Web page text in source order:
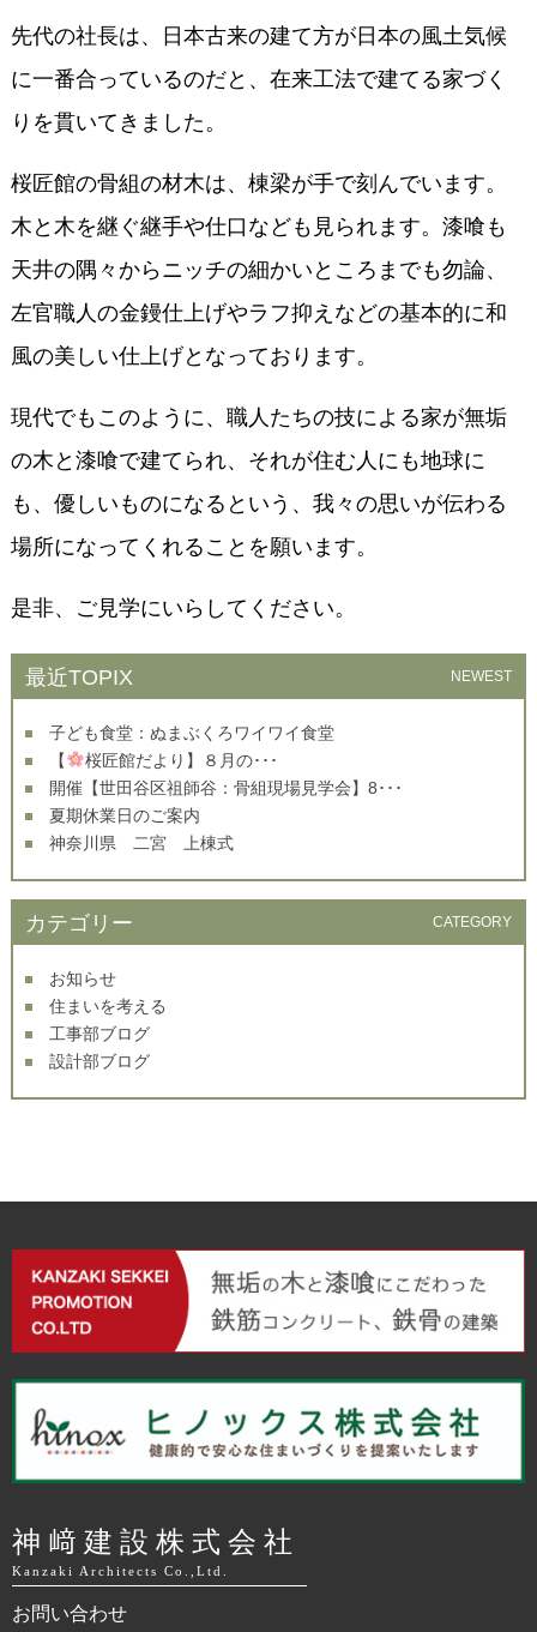
先代の社長は、日本古来の建て方が日本の風土気候
に一番合っているのだと、在来工法で建てる家づく
りを貫いてきました。
桜匠館の骨組の材木は、棟梁が手で刻んでいます。
木と木を継ぐ継手や仕口なども見られます。漆喰も
天井の隅々からニッチの細かいところまでも勿論、
左官職人の金鏝仕上げやラフ抑えなどの基本的に和
風の美しい仕上げとなっております。
現代でもこのように、職人たちの技による家が無垢
の木と漆喰で建てられ、それが住む人にも地球に
も、優しいものになるという、我々の思いが伝わる
場所になってくれることを願います。
是非、ご見学にいらしてください。
最近TOPIX NEWEST
子ども食堂：ぬまぶくろワイワイ食堂
【
桜匠館だより】８月の･･･
開催【世田谷区祖師谷：骨組現場見学会】8･･･
夏期休業日のご案内
神奈川県 二宮 上棟式
カテゴリー CATEGORY
お知らせ
住まいを考える
工事部ブログ
設計部ブログ
神﨑建設株式会社
Kanzaki Architects Co.,Ltd.
お問い合わせ